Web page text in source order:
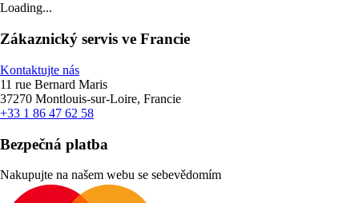
Loading...
Zákaznický servis ve Francie
Kontaktujte nás
11 rue Bernard Maris
37270 Montlouis-sur-Loire, Francie
+33 1 86 47 62 58
Bezpečná platba
Nakupujte na našem webu se sebevědomím